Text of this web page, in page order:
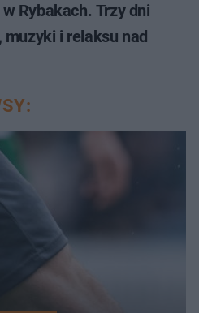
Rybakach. Trzy dni
muzyki i relaksu nad